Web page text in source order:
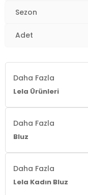
Sezon
Adet
Daha Fazla
Lela Ürünleri
Daha Fazla
Bluz
Daha Fazla
Lela Kadın Bluz